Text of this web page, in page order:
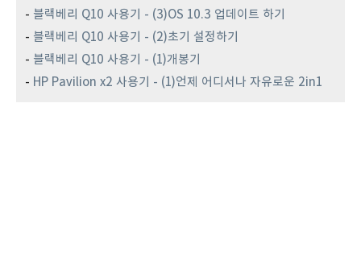
- 블랙베리 Q10 사용기 - (3)OS 10.3 업데이트 하기
- 블랙베리 Q10 사용기 - (2)초기 설정하기
- 블랙베리 Q10 사용기 - (1)개봉기
- HP Pavilion x2 사용기 - (1)언제 어디서나 자유로운 2in1